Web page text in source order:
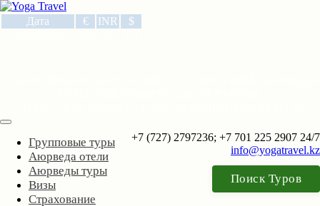
Дата € INR
$
+7 (727) 2797236; +7 701 225 2907 24/7
info@yogatravel.kz
Поиск Туров
Групповые туры
Аюрведа отели
Аюрведы туры
Визы
Страхование